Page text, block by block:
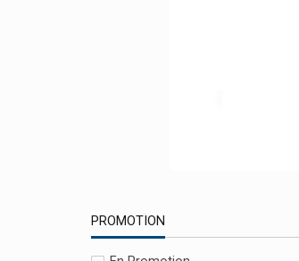
PROMOTION
Elmex